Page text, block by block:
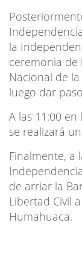
la
ceremonia de
Nacional de
luego dar
A las 11:00
se realizará
Finalmente, a
de arriar la
Libertad Civil
Humahuaca.